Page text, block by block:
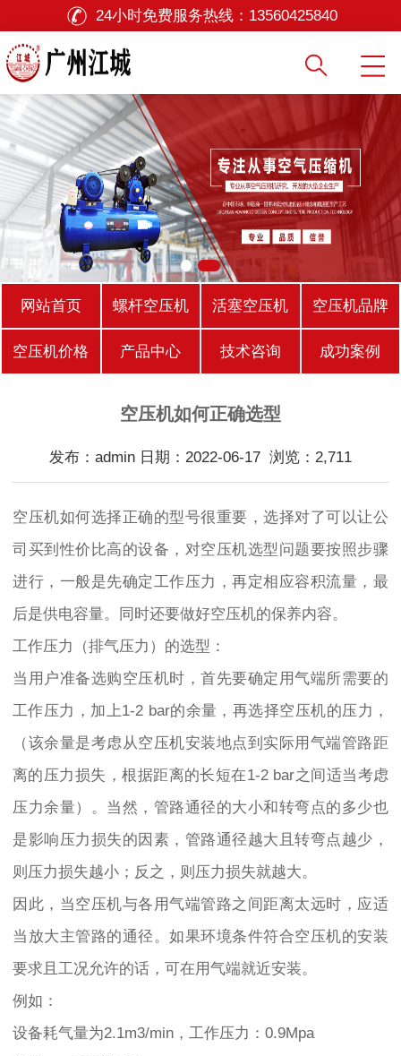
24小时免费服务热线： 13560425840
网站首页 螺杆空压机 活塞空压机 空压机品牌
空压机价格 产品中心 技术咨询 成功案例
空压机如何正确选型
发布：admin 日期：2022-06-17 浏览：2,711
空压机如何选择正确的型号很重要，选择对了可以让公
司买到性价比高的设备，对空压机选型问题要按照步骤
进行，一般是先确定工作压力，再定相应容积流量，最
后是供电容量。同时还要做好空压机的保养内容。
工作压力（排气压力）的选型：
当用户准备选购空压机时，首先要确定用气端所需要的
工作压力，加上1-2 bar的余量，再选择空压机的压力，
（该余量是考虑从空压机安装地点到实际用气端管路距
离的压力损失，根据距离的长短在1-2 bar之间适当考虑
压力余量）。当然，管路通径的大小和转弯点的多少也
是影响压力损失的因素，管路通径越大且转弯点越少，
则压力损失越小；反之，则压力损失就越大。
因此，当空压机与各用气端管路之间距离太远时，应适
当放大主管路的通径。如果环境条件符合空压机的安装
要求且工况允许的话，可在用气端就近安装。
例如：
设备耗气量为2.1m3/min，工作压力：0.9Mpa